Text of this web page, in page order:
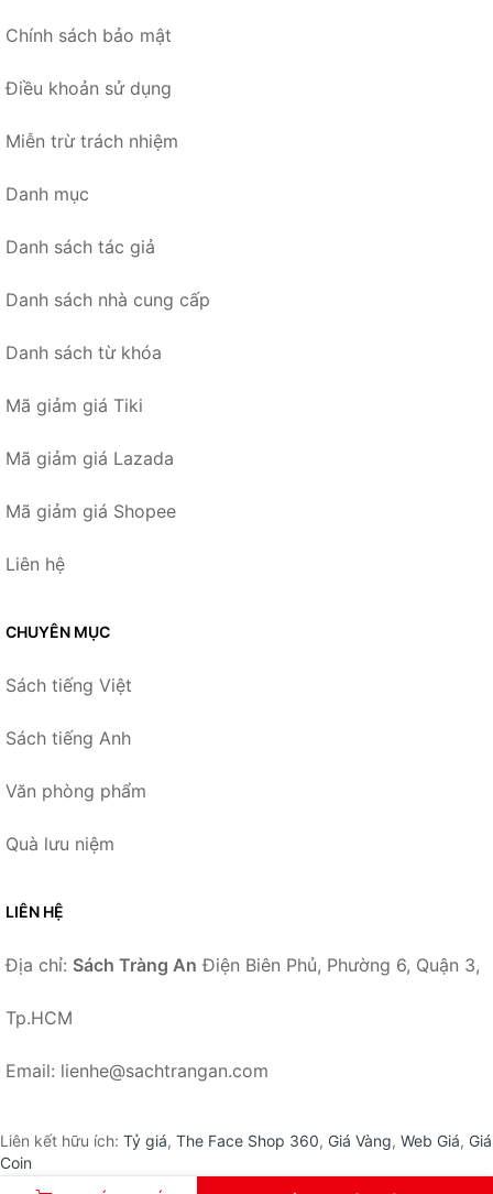
Chính sách bảo mật
Điều khoản sử dụng
Miễn trừ trách nhiệm
Danh mục
Danh sách tác giả
Danh sách nhà cung cấp
Danh sách từ khóa
Mã giảm giá Tiki
Mã giảm giá Lazada
Mã giảm giá Shopee
Liên hệ
CHUYÊN MỤC
Sách tiếng Việt
Sách tiếng Anh
Văn phòng phẩm
Quà lưu niệm
LIÊN HỆ
Địa chỉ: Sách Tràng An Điện Biên Phủ, Phường 6, Quận 3,
Tp.HCM
Email: lienhe@sachtrangan.com
Liên kết hữu ích: Tỷ giá, The Face Shop 360, Giá Vàng, Web Giá, Giá
Coin